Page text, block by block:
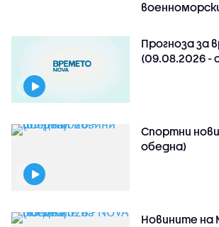
Прогноза за
(09.08.2026 -
Спортни
обедна)
Новините на